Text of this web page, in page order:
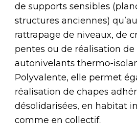
de supports sensibles
structures anciennes)
rattrapage de niveaux, de
pentes ou de réalisation de
autonivelants thermo-
Polyvalente, elle permet
réalisation de chapes
désolidarisées, en habitat
comme en collectif.